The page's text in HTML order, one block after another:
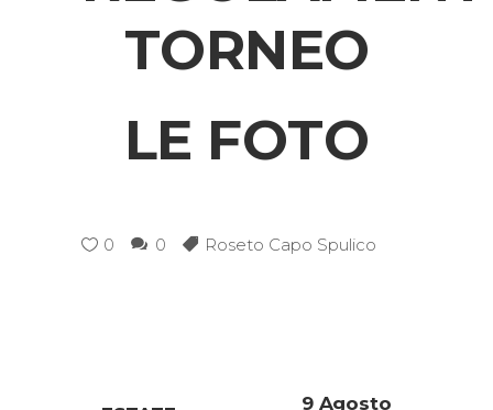
TORNEO
LE FOTO
0 0 Roseto Capo Spulico
9 Agosto